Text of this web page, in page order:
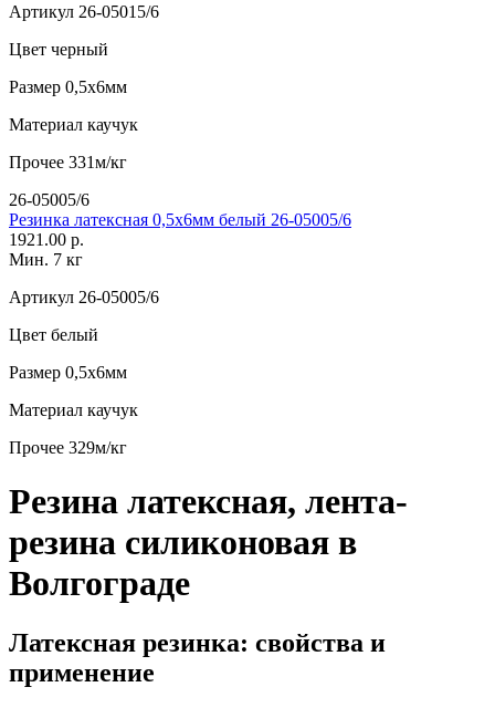
Артикул 26-05015/6
Цвет черный
Размер 0,5х6мм
Материал каучук
Прочее 331м/кг
26-05005/6
Резинка латексная 0,5х6мм белый 26-05005/6
1921.00 р.
Мин. 7 кг
Артикул 26-05005/6
Цвет белый
Размер 0,5х6мм
Материал каучук
Прочее 329м/кг
Резина латексная, лента-
резина силиконовая в
Волгограде
Латексная резинка: свойства и
применение